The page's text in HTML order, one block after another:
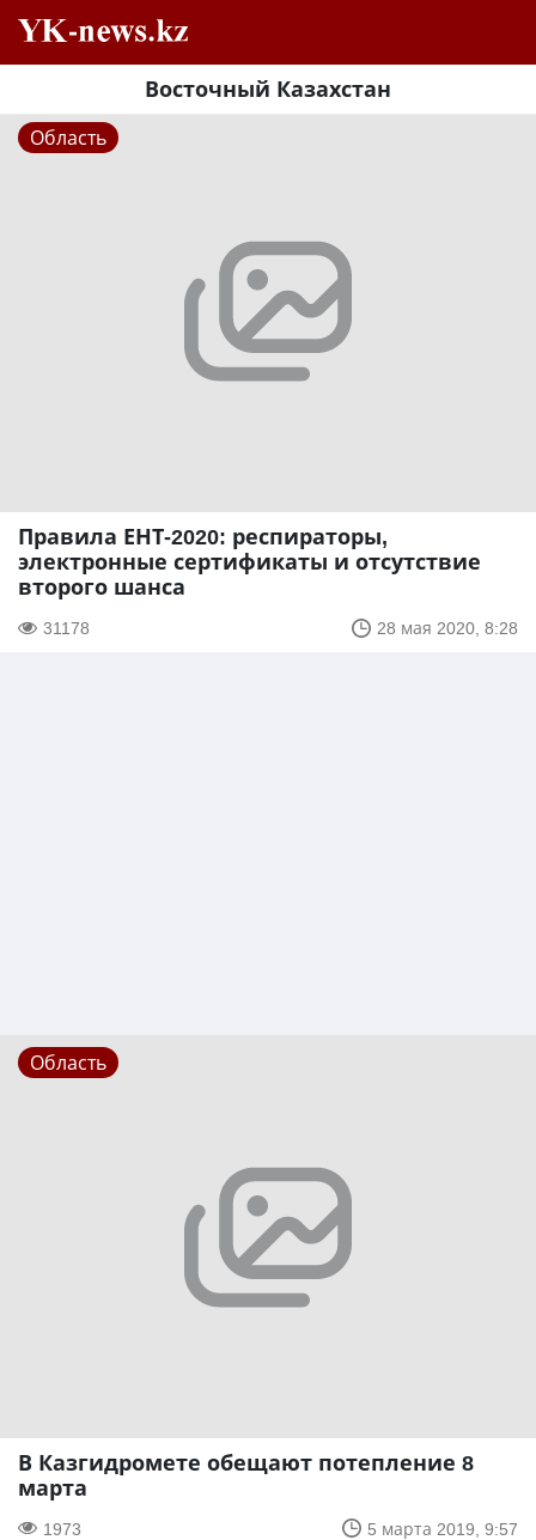
Восточный Казахстан
Область
Правила ЕНТ-2020: респираторы,
электронные сертификаты и отсутствие
второго шанса
31178 28 мая 2020, 8:28
Область
В Казгидромете обещают потепление 8
марта
1973 5 марта 2019, 9:57